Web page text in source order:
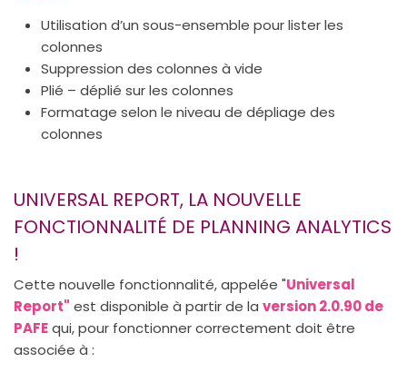
Utilisation d’un sous-ensemble pour lister les
colonnes
Suppression des colonnes à vide
Plié – déplié sur les colonnes
Formatage selon le niveau de dépliage des
colonnes
UNIVERSAL REPORT, LA NOUVELLE
FONCTIONNALITÉ DE PLANNING ANALYTICS
!
Cette nouvelle fonctionnalité, appelée "Universal
Report" est disponible à partir de la version 2.0.90 de
PAFEqui, pour fonctionner correctement doit être
associée à :